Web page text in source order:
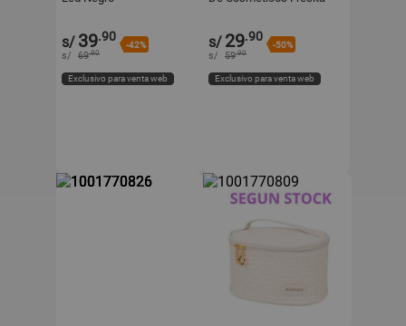
s/ 39.90
-42%
s/ 69.90
Exclusivo para venta web
s/ 29.90
-50%
s/ 59.90
Exclusivo para venta web